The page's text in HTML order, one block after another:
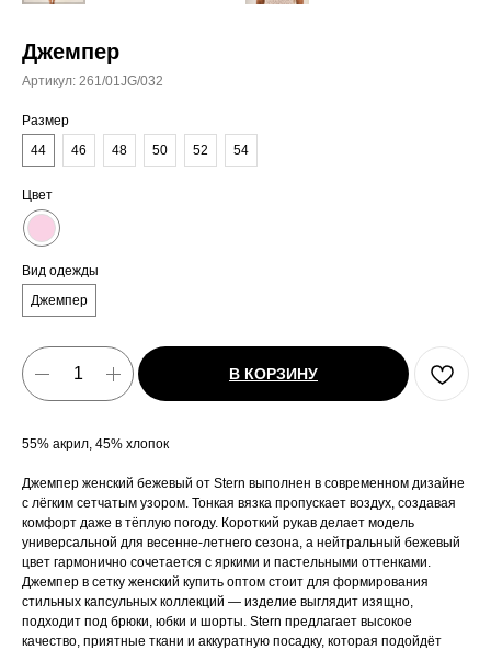
Джемпер
Артикул: 261/01JG/032
Размер
44
46 48 50 52 54
Цвет
Вид одежды
Джемпер
В КОРЗИНУ
55% акрил, 45% хлопок
Джемпер женский бежевый от Stern выполнен в современном дизайне
с лёгким сетчатым узором. Тонкая вязка пропускает воздух, создавая
комфорт даже в тёплую погоду. Короткий рукав делает модель
универсальной для весенне-летнего сезона, а нейтральный бежевый
цвет гармонично сочетается с яркими и пастельными оттенками.
Джемпер в сетку женский купить оптом стоит для формирования
стильных капсульных коллекций — изделие выглядит изящно,
подходит под брюки, юбки и шорты. Stern предлагает высокое
качество, приятные ткани и аккуратную посадку, которая подойдёт